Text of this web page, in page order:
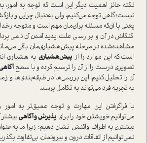
نکته حائز اهمیت دیگر این ا‌ست که توجه به امور،
نیست؛ گاهی توجه می‌کنیم، ولی به‌دنبال چرایی و
یعنی با آن‌که مسئله برای‌مان مهم ا‌ست و متوجه
کنکاش در آن و بررسی علت پدید‌آمدن آن
مشاهده‌شده در مرحله پیش‌هشیاری‌مان باقی
ا‌ست که این موارد را ازپیش‌هشیاری به هشیاری
تصویری درست را از آن را ترسیم کرده و با سطح
آن را تحلیل کنیم. این بررسی‌ها در طبقه‌بندی‌ها و
به تجربه فرد می‌تواند به تکامل برسد.
با فرا‌گرفتن این مهارت و توجه عمیق‌تر به امور و
می‌توانیم خویشتن خود را برای پذیرش و آگاهیبیشتر
بیشتری به اطراف واکنش نشان دهیم؛ زیرا ما
نمی‌توانیم از اتفاقات درون و بیرونمان، بی‌تفاوت